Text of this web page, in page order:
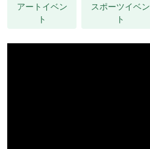
アートイベン
ト
スポーツイベン
ト